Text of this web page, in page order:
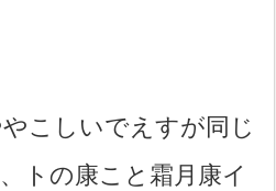
こしいでえすが同じ
トの康こと霜月康イ